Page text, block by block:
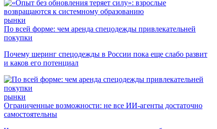
рынки
По всей форме: чем аренда спецодежды привлекательней
покупки
Почему шеринг спецодежды в России пока еще слабо развит
и каков его потенциал
рынки
Ограниченные возможности: не все ИИ-агенты достаточно
самостоятельны